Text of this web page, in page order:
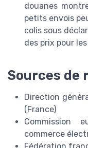
douanes
petits envois
colis sous
des prix pour
Sources de
Direction
(France)
Commission
commerce
Fédération